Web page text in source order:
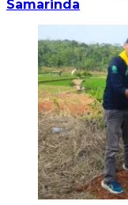
Samarinda